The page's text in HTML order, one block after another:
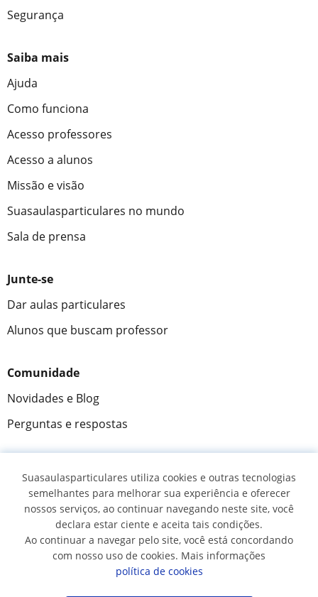
Segurança
Saiba mais
Ajuda
Como funciona
Acesso professores
Acesso a alunos
Missão e visão
Suasaulasparticulares no mundo
Sala de prensa
Junte-se
Dar aulas particulares
Alunos que buscam professor
Comunidade
Novidades e Blog
Perguntas e respostas
Fantástica★★★★★ 9,5/10
305994 opiniões de alunos
© 2007 - 2026 Suas aulas particulares
Suasaulasparticulares utiliza cookies e outras tecnologias
semelhantes para melhorar sua experiência e oferecer
nossos serviços, ao continuar navegando neste site, você
declara estar ciente e aceita tais condições.
Ao continuar a navegar pelo site, você está concordando
com nosso uso de cookies. Mais informações
política de cookies